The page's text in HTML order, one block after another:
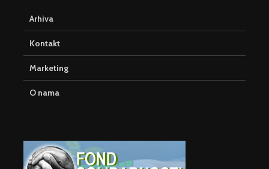
Arhiva
Kontakt
Marketing
O nama